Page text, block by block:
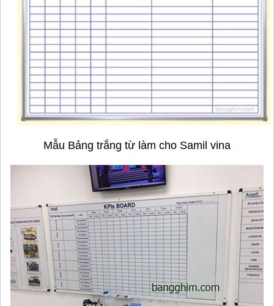
Mẫu Bảng trắng từ làm cho Samil vina